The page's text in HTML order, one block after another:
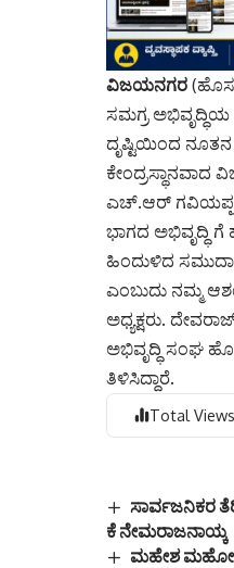
ವಿಜಯನಗರ
ಸಮಗ್ರ ಅಭಿವೃದ್ಧಿಯ
ದೃಷ್ಟಿಯಿಂದ ನೂತನ
ಕೇಂದ್ರಸ್ಥಾನವಾದ
ಎಚ್.ಆರ್ ಗವಿಯಪ್ಪ
ಭಾಗದ ಅಭಿವೃದ್ಧಿ ಗೆ
ಹಿಂದುಳಿದ
ಎಂಬುದು ನಮ್ಮ
ಅಧ್ಯಕ್ಷರು.
ಅಭಿವೃದ್ಧಿ ಸಂಘ
ತಿಳಿಸಿದ್ದಾರೆ.
Total
ಸಾರ್ವಜನಿಕರ
ಕೆ ನೇಮರಾಜನಾಯ್ಕ
ಮಹೇಶ